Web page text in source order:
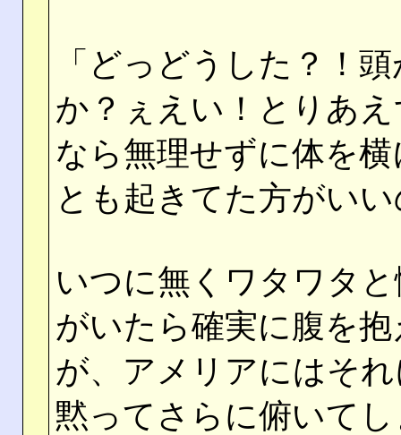
「どっどうした？！
か？ぇえい！とりあ
なら無理せずに体を
とも起きてた方がい
いつに無くワタワタ
がいたら確実に腹を
が、アメリアにはそ
黙ってさらに俯いて